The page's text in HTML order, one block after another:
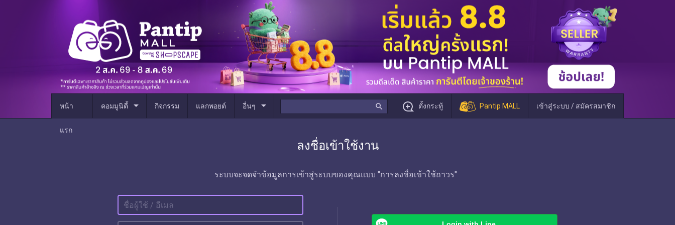
หน้า
แรก
คอมมูนิตี้ arrow_drop_down กิจกรรม แลกพอยต์ อื่นๆ arrow_drop_down search ตั้งกระทู้ Pantip MALL เข้าสู่ระบบ / สมัครสมาชิก
ลงชื่อเข้าใช้งาน
ระบบจะจดจำข้อมูลการเข้าสู่ระบบของคุณแบบ "การลงชื่อเข้าใช้ถาวร"